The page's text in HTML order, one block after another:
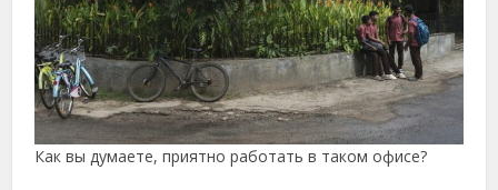
Как вы думаете, приятно работать в таком офисе?